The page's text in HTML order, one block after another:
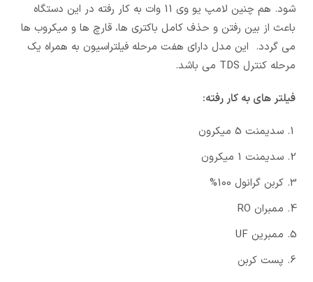
شود. هم چنین لامپ یو وی 11 وات به کار رفته در این دستگاه
باعث از بین رفتن و حذف کامل باکتری ها، قارچ ها و میکروب ها
می گردد. این مدل دارای هفت مرحله فیلتراسیون به همراه یک
مرحله کنترل TDS می باشد.
فیلتر های به کار رفته:
سدیمنت 5 میکرون
سدیمنت 1 میکرون
کربن گرانول 100%
ممبران RO
ممبرین UF
پست کربن